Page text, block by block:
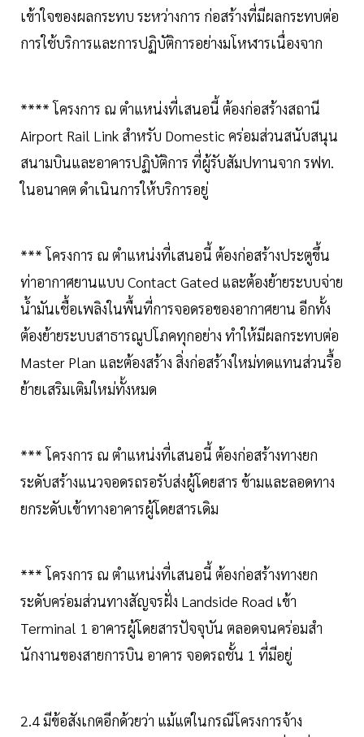
เข้าใจของผลกระทบ ระหว่างการ ก่อสร้างที่มีผลกระทบต่อ
การใช้บริการและการปฏิบัติการอย่างมโหฬารเนื่องจาก
**** โครงการ ณ ตําแหน่งที่เสนอนี้ ต้องก่อสร้างสถานี
Airport Rail Link สําหรับ Domestic คร่อมส่วนสนับสนุน
สนามบินและอาคารปฏิบัติการ ที่ผู้รับสัมปทานจาก รฟท.
ในอนาคต ดําเนินการให้บริการอยู่
*** โครงการ ณ ตําแหน่งที่เสนอนี้ ต้องก่อสร้างประตูขึ้น
ท่าอากาศยานแบบ Contact Gated และต้องย้ายระบบจ่าย
น้ำมันเชื้อเพลิงในพื้นที่การจอดรอของอากาศยาน อีกทั้ง
ต้องย้ายระบบสาธารณูปโภคทุกอย่าง ทําให้มีผลกระทบต่อ
Master Plan และต้องสร้าง สิ่งก่อสร้างใหม่ทดแทนส่วนรื้อ
ย้ายเสริมเติมใหม่ทั้งหมด
*** โครงการ ณ ตําแหน่งที่เสนอนี้ ต้องก่อสร้างทางยก
ระดับสร้างแนวจอดรถรอรับส่งผู้โดยสาร ข้ามและลอดทาง
ยกระดับเข้าทางอาคารผู้โดยสารเดิม
*** โครงการ ณ ตําแหน่งที่เสนอนี้ ต้องก่อสร้างทางยก
ระดับคร่อมส่วนทางสัญจรฝั่ง Landside Road เข้า
Terminal 1 อาคารผู้โดยสารปัจจุบัน ตลอดจนคร่อมสํา
นักงานของสายการบิน อาคาร จอดรถชั้น 1 ที่มีอยู่
2.4 มีข้อสังเกตอีกด้วยว่า แม้แต่ในกรณีโครงการจ้าง